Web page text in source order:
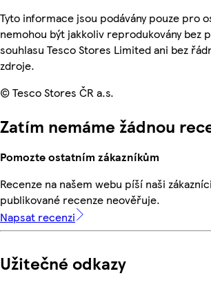
Tyto informace jsou podávány pouze pro
nemohou být jakkoliv reprodukovány bez
souhlasu Tesco Stores Limited ani bez
zdroje.
© Tesco Stores ČR a.s.
Zatím nemáme žádnou
Pomozte ostatním zákazníkům
Recenze na našem webu píší naši
publikované recenze neověřuje.
Napsat recenzi
Užitečné odkazy